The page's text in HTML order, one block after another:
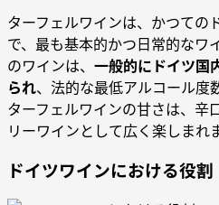
ターフェルワインは、かつての
で、最も基本的かつ日常的なワ
のワインは、 一般的にドイツ国
られ、法的な最低アルコール度
ターフェルワインの甘さは、辛
リーワインとして広く楽しまれ
ドイツワインにおける役割